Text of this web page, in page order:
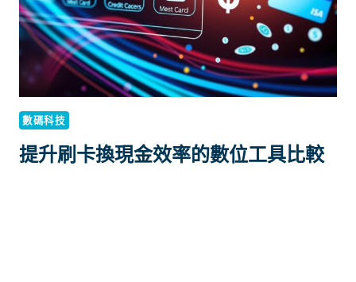
數碼科技
提升刷卡換現金效率的數位工具比較